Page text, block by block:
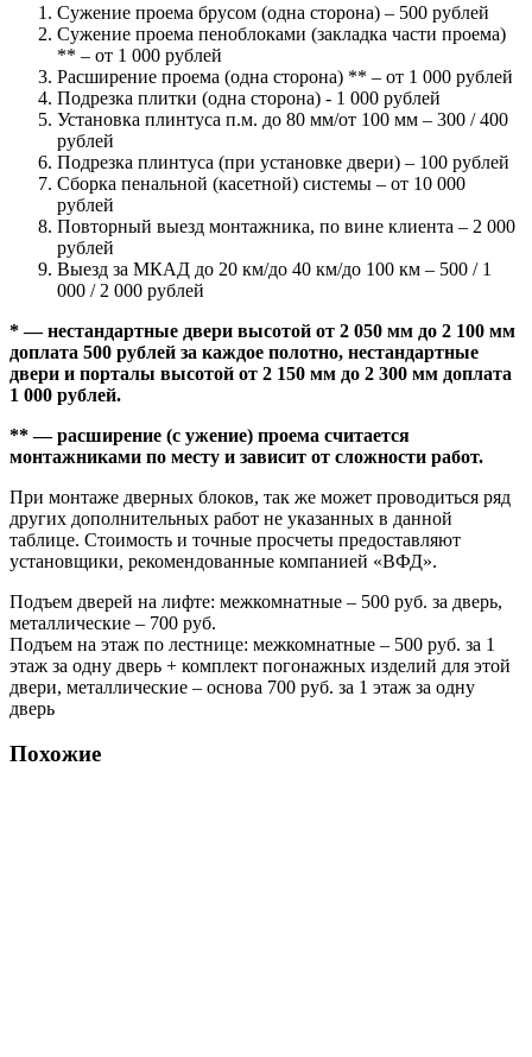
Сужение проема брусом (одна сторона) – 500 рублей
Сужение проема пеноблоками (закладка части проема)
** – от 1 000 рублей
Расширение проема (одна сторона) ** – от 1 000 рублей
Подрезка плитки (одна сторона) - 1 000 рублей
Установка плинтуса п.м. до 80 мм/от 100 мм – 300 / 400
рублей
Подрезка плинтуса (при установке двери) – 100 рублей
Сборка пенальной (касетной) системы – от 10 000
рублей
Повторный выезд монтажника, по вине клиента – 2 000
рублей
Выезд за МКАД до 20 км/до 40 км/до 100 км – 500 / 1
000 / 2 000 рублей
* — нестандартные двери высотой от 2 050 мм до 2 100 мм
доплата 500 рублей за каждое полотно, нестандартные
двери и порталы высотой от 2 150 мм до 2 300 мм доплата
1 000 рублей.
** — расширение (с ужение) проема считается
монтажниками по месту и зависит от сложности работ.
При монтаже дверных блоков, так же может проводиться ряд
других дополнительных работ не указанных в данной
таблице. Стоимость и точные просчеты предоставляют
установщики, рекомендованные компанией «ВФД».
Подъем дверей на лифте: межкомнатные – 500 руб. за дверь,
металлические – 700 руб.
Подъем на этаж по лестнице: межкомнатные – 500 руб. за 1
этаж за одну дверь + комплект погонажных изделий для этой
двери, металлические – основа 700 руб. за 1 этаж за одну
дверь
Похожие